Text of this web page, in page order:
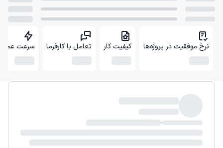
نرخ موفقیت در پروژه‌ها کیفیت کار تعامل با کارفرما سرعت عمل